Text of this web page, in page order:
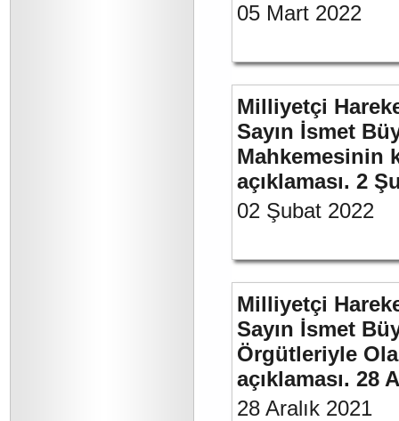
05 Mart 2022
Milliyetçi
Sayın İsmet
Mahkemesinin
açıklaması. 2
02 Şubat 2022
Milliyetçi
Sayın İsmet
Örgütleriyle
açıklaması. 28
28 Aralık 2021